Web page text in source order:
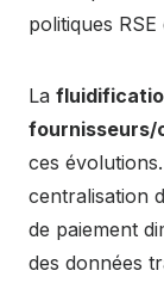
politiques
La
fournisseurs/
ces
centralisation
de paiement
des données